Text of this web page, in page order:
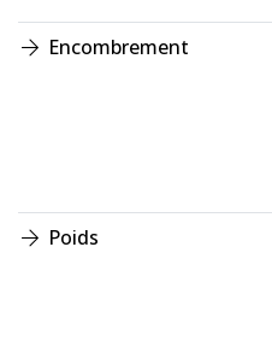
Encombrement
Poids